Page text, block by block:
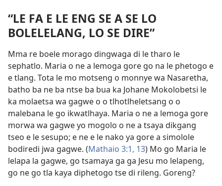
“LE FA E LE ENG SE A SE LO
BOLELELANG, LO SE DIRE”
Mma re boele morago dingwaga di le tharo le
sephatlo. Maria o ne a lemoga gore go na le phetogo e
e tlang. Tota le mo motseng o monnye wa Nasaretha,
batho ba ne ba ntse ba bua ka Johane Mokolobetsi le
ka molaetsa wa gagwe o o tlhotlheletsang o o
malebana le go ikwatlhaya. Maria o ne a lemoga gore
morwa wa gagwe yo mogolo o ne a tsaya dikgang
tseo e le sesupo; e ne e le nako ya gore a simolole
bodiredi jwa gagwe. (Mathaio 3:1, 13) Mo go Maria le
lelapa la gagwe, go tsamaya ga ga Jesu mo lelapeng,
go ne go tla kaya diphetogo tse di rileng. Goreng?